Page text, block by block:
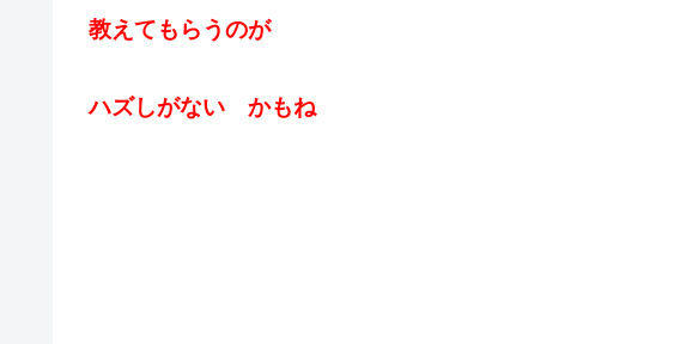
教えてもらうのが
ハズしがない かもね